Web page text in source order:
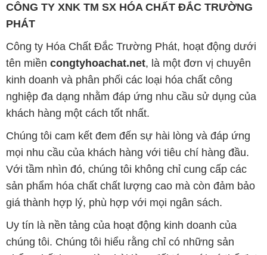
CÔNG TY XNK TM SX HÓA CHẤT ĐẮC TRƯỜNG
PHÁT
Công ty Hóa Chất Đắc Trường Phát, hoạt động dưới
tên miền congtyhoachat.net, là một đơn vị chuyên
kinh doanh và phân phối các loại hóa chất công
nghiệp đa dạng nhằm đáp ứng nhu cầu sử dụng của
khách hàng một cách tốt nhất.
Chúng tôi cam kết đem đến sự hài lòng và đáp ứng
mọi nhu cầu của khách hàng với tiêu chí hàng đầu.
Với tầm nhìn đó, chúng tôi không chỉ cung cấp các
sản phẩm hóa chất chất lượng cao mà còn đảm bảo
giá thành hợp lý, phù hợp với mọi ngân sách.
Uy tín là nền tảng của hoạt động kinh doanh của
chúng tôi. Chúng tôi hiểu rằng chỉ có những sản